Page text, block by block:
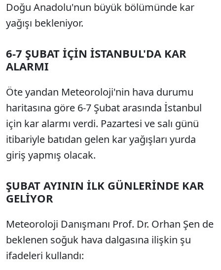
Doğu Anadolu'nun büyük bölümünde kar
yağışı bekleniyor.
6-7 ŞUBAT İÇİN İSTANBUL'DA KAR
ALARMI
Öte yandan Meteoroloji'nin hava durumu
haritasına göre 6-7 Şubat arasında İstanbul
için kar alarmı verdi. Pazartesi ve salı günü
itibariyle batıdan gelen kar yağışları yurda
giriş yapmış olacak.
ŞUBAT AYININ İLK GÜNLERİNDE KAR
GELİYOR
Meteoroloji Danışmanı Prof. Dr. Orhan Şen de
beklenen soğuk hava dalgasına ilişkin şu
ifadeleri kullandı: